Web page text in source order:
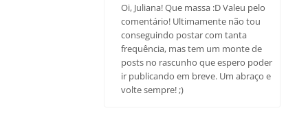
Oi, Juliana! Que massa :D Valeu pelo
comentário! Ultimamente não tou
conseguindo postar com tanta
frequência, mas tem um monte de
posts no rascunho que espero poder
ir publicando em breve. Um abraço e
volte sempre! ;)